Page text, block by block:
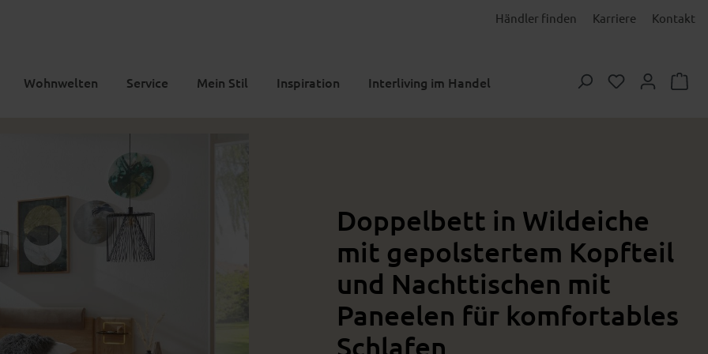
Händler finden Karriere Kontakt
Wohnwelten Service Mein Stil Inspiration Interliving im Handel Du hast 0
Doppelbett in Wildeiche
mit gepolstertem Kopfteil
und Nachttischen mit
Paneelen für komfortables
Schlafen